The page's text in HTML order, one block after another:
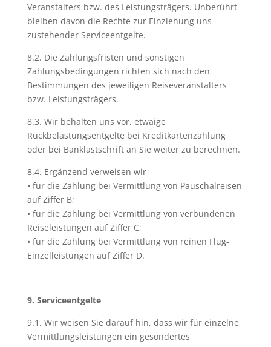
Veranstalters bzw. des Leistungsträgers. Unberührt
bleiben davon die Rechte zur Einziehung uns
zustehender Serviceentgelte.
8.2. Die Zahlungsfristen und sonstigen
Zahlungsbedingungen richten sich nach den
Bestimmungen des jeweiligen Reiseveranstalters
bzw. Leistungsträgers.
8.3. Wir behalten uns vor, etwaige
Rückbelastungsentgelte bei Kreditkartenzahlung
oder bei Banklastschrift an Sie weiter zu berechnen.
8.4. Ergänzend verweisen wir
• für die Zahlung bei Vermittlung von Pauschalreisen
auf Ziffer B;
• für die Zahlung bei Vermittlung von verbundenen
Reiseleistungen auf Ziffer C;
• für die Zahlung bei Vermittlung von reinen Flug-
Einzelleistungen auf Ziffer D.
9. Serviceentgelte
9.1. Wir weisen Sie darauf hin, dass wir für einzelne
Vermittlungsleistungen ein gesondertes